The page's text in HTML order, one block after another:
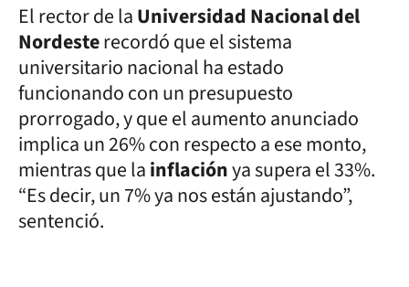
El rector de laUniversidad Nacional del
Nordesterecordó que el sistema
universitario nacional ha estado
funcionando con un presupuesto
prorrogado, y que el aumento anunciado
implica un 26% con respecto a ese monto,
mientras que lainflaciónya supera el 33%.
“Es decir, un 7% ya nos están ajustando”,
sentenció.